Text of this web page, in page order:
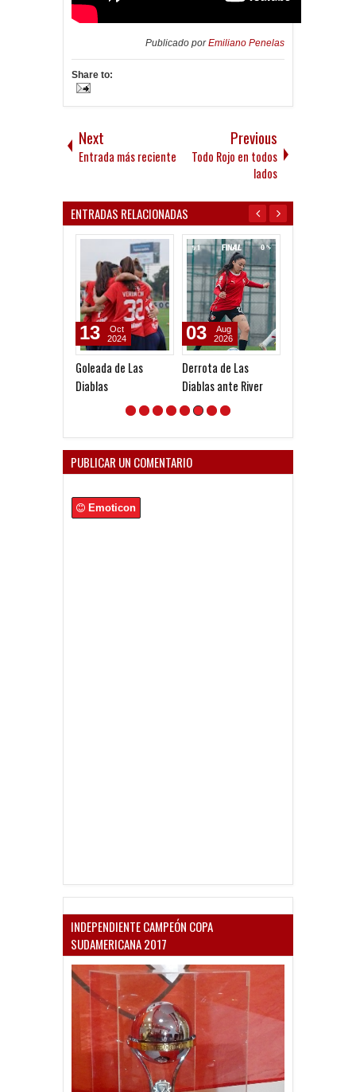
Publicado porEmiliano Penelas
Share to:
Next
Entrada más reciente
Previous
Todo Rojo en todos
lados
ENTRADAS RELACIONADAS
Goleada de Las
Diablas
13
Oct
2024
Derrota de Las
Diablas ante River
03
Aug
2026
PUBLICAR UN COMENTARIO
Emoticon
INDEPENDIENTE CAMPEÓN COPA
SUDAMERICANA 2017